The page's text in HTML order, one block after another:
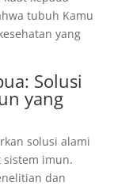
tubuh Kamu
yang
Solusi
yang
solusi alami
imun.
dan